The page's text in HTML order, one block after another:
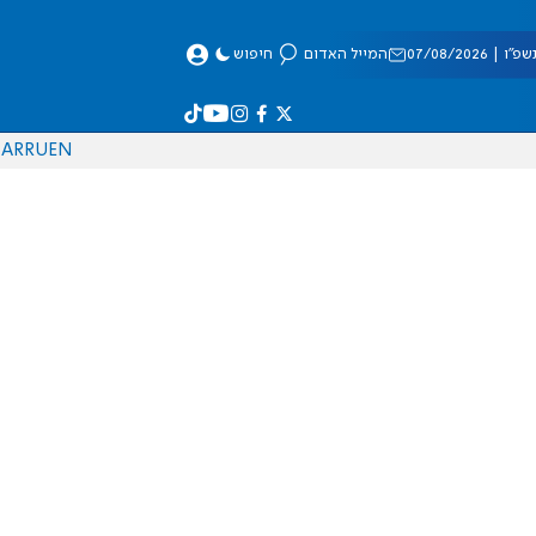
08/2026 המייל האדום חיפוש
EN
RU
AR